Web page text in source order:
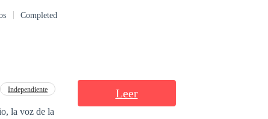
Completed
Independiente
la voz de la
Leer